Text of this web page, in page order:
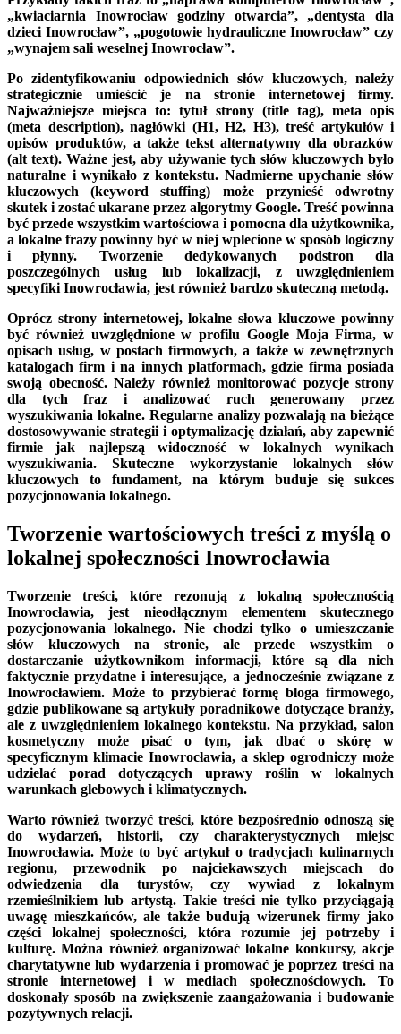
„kwiaciarnia Inowrocław godziny otwarcia”, „dentysta dla
dzieci Inowrocław”, „pogotowie hydrauliczne Inowrocław” czy
„wynajem sali weselnej Inowrocław”.
Po zidentyfikowaniu odpowiednich słów kluczowych, należy
strategicznie umieścić je na stronie internetowej firmy.
Najważniejsze miejsca to: tytuł strony (title tag), meta opis
(meta description), nagłówki (H1, H2, H3), treść artykułów i
opisów produktów, a także tekst alternatywny dla obrazków
(alt text). Ważne jest, aby używanie tych słów kluczowych było
naturalne i wynikało z kontekstu. Nadmierne upychanie słów
kluczowych (keyword stuffing) może przynieść odwrotny
skutek i zostać ukarane przez algorytmy Google. Treść powinna
być przede wszystkim wartościowa i pomocna dla użytkownika,
a lokalne frazy powinny być w niej wplecione w sposób logiczny
i płynny. Tworzenie dedykowanych podstron dla
poszczególnych usług lub lokalizacji, z uwzględnieniem
specyfiki Inowrocławia, jest również bardzo skuteczną metodą.
Oprócz strony internetowej, lokalne słowa kluczowe powinny
być również uwzględnione w profilu Google Moja Firma, w
opisach usług, w postach firmowych, a także w zewnętrznych
katalogach firm i na innych platformach, gdzie firma posiada
swoją obecność. Należy również monitorować pozycje strony
dla tych fraz i analizować ruch generowany przez
wyszukiwania lokalne. Regularne analizy pozwalają na bieżące
dostosowywanie strategii i optymalizację działań, aby zapewnić
firmie jak najlepszą widoczność w lokalnych wynikach
wyszukiwania. Skuteczne wykorzystanie lokalnych słów
kluczowych to fundament, na którym buduje się sukces
pozycjonowania lokalnego.
Tworzenie wartościowych treści z myślą o
lokalnej społeczności Inowrocławia
Tworzenie treści, które rezonują z lokalną społecznością
Inowrocławia, jest nieodłącznym elementem skutecznego
pozycjonowania lokalnego. Nie chodzi tylko o umieszczanie
słów kluczowych na stronie, ale przede wszystkim o
dostarczanie użytkownikom informacji, które są dla nich
faktycznie przydatne i interesujące, a jednocześnie związane z
Inowrocławiem. Może to przybierać formę bloga firmowego,
gdzie publikowane są artykuły poradnikowe dotyczące branży,
ale z uwzględnieniem lokalnego kontekstu. Na przykład, salon
kosmetyczny może pisać o tym, jak dbać o skórę w
specyficznym klimacie Inowrocławia, a sklep ogrodniczy może
udzielać porad dotyczących uprawy roślin w lokalnych
warunkach glebowych i klimatycznych.
Warto również tworzyć treści, które bezpośrednio odnoszą się
do wydarzeń, historii, czy charakterystycznych miejsc
Inowrocławia. Może to być artykuł o tradycjach kulinarnych
regionu, przewodnik po najciekawszych miejscach do
odwiedzenia dla turystów, czy wywiad z lokalnym
rzemieślnikiem lub artystą. Takie treści nie tylko przyciągają
uwagę mieszkańców, ale także budują wizerunek firmy jako
części lokalnej społeczności, która rozumie jej potrzeby i
kulturę. Można również organizować lokalne konkursy, akcje
charytatywne lub wydarzenia i promować je poprzez treści na
stronie internetowej i w mediach społecznościowych. To
doskonały sposób na zwiększenie zaangażowania i budowanie
pozytywnych relacji.